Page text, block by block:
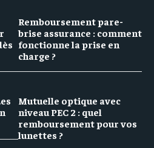
Remboursement pare-
brise assurance : comment
fonctionne la prise en
charge ?
Mutuelle optique avec
niveau PEC 2 : quel
remboursement pour vos
lunettes ?